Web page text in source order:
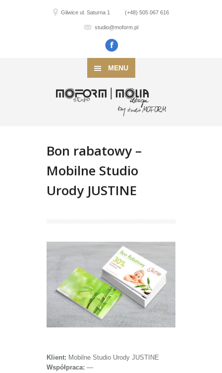
Gliwice ul. Saturna 1 (+48) 505 067 616
studio@moform.pl
MENU
Bon rabatowy –
Mobilne Studio
Urody JUSTINE
Klient: Mobilne Studio Urody JUSTINE
Współpraca: —